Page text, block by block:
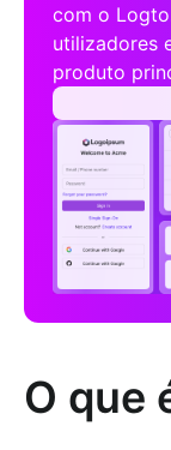
com o
utilizadores
produto
O que